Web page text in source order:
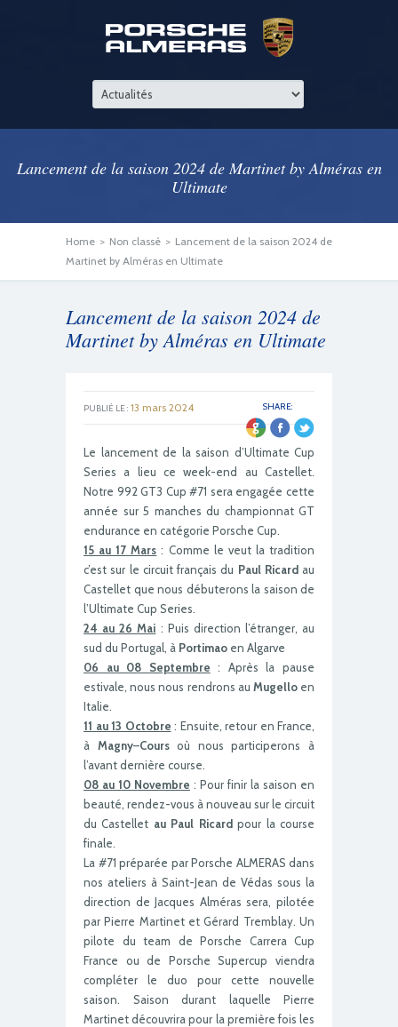
Lancement de la saison 2024 de Martinet by Alméras en
Ultimate
Home > Non classé > Lancement de la saison 2024 de
Martinet by Alméras en Ultimate
Lancement de la saison 2024 de
Martinet by Alméras en Ultimate
SHARE:
PUBLIÉ LE : 13 mars 2024
Le lancement de la saison d’Ultimate Cup
Series a lieu ce week-end au Castellet.
Notre 992 GT3 Cup #71 sera engagée cette
année sur 5 manches du championnat GT
endurance en catégorie Porsche Cup.
15 au 17 Mars : Comme le veut la tradition
c’est sur le circuit français du Paul Ricardau
Castellet que nous débuterons la saison de
l’Ultimate Cup Series.
24 au 26 Mai : Puis direction l’étranger, au
sud du Portugal, à Portimao en Algarve
06 au 08 Septembre : Après la pause
estivale, nous nous rendrons au Mugello en
Italie.
11 au 13 Octobre : Ensuite, retour en France,
à Magny–Coursoù nous participerons à
l’avant dernière course.
08 au 10 Novembre : Pour finir la saison en
beauté, rendez-vous à nouveau sur le circuit
du Castellet au Paul Ricardpour la course
finale.
La #71 préparée par Porsche ALMERAS dans
nos ateliers à Saint-Jean de Védas sous la
direction de Jacques Alméras sera, pilotée
par Pierre Martinet et Gérard Tremblay. Un
pilote du team de Porsche Carrera Cup
France ou de Porsche Supercup viendra
compléter le duo pour cette nouvelle
saison. Saison durant laquelle Pierre
Martinet découvrira pour la première fois les